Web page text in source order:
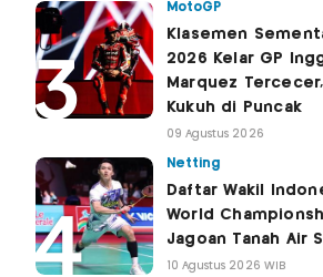
MotoGP
Klasemen
2026 Kelar GP
Marquez
Kukuh di Puncak
09 Agustus 2026
Netting
Daftar Wakil
World
Jagoan Tanah Air
10 Agustus 2026 WIB